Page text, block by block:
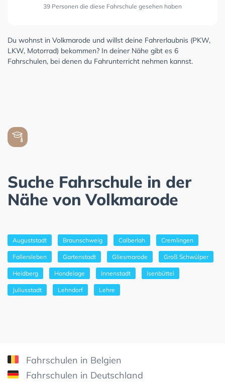
39 Personen die diese Fahrschule gesehen haben
Du wohnst in Volkmarode und willst deine Fahrerlaubnis (PKW,
LKW, Motorrad) bekommen? In deiner Nähe gibt es 6
Fahrschulen, bei denen du Fahrunterricht nehmen kannst.
Suche Fahrschule in der
Nähe von Volkmarode
Auguststadt Braunschweig Calberlah Cremlingen
Fallersleben Gartenstadt Gliesmarode Groß Schwülper
Heidberg Hondelage Innenstadt Isenbüttel
Juliusstadt Lehndorf Lehre
Fahrschulen in Belgien
Fahrschulen in Deutschland